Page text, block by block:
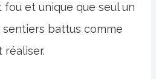
et unique que seul un
battus comme
réaliser.